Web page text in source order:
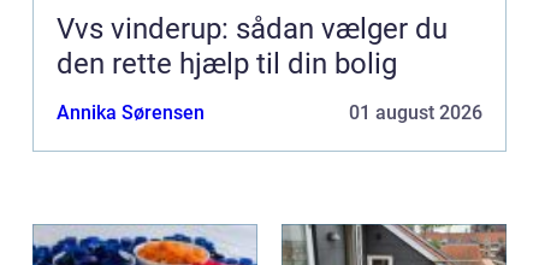
Vvs vinderup: sådan vælger du
den rette hjælp til din bolig
Annika Sørensen 01 august 2026